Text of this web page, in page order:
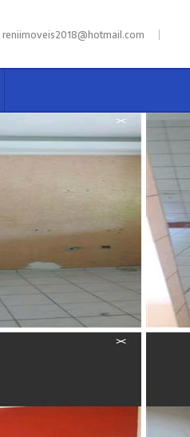
reniimoveis2018@hotmail.com |